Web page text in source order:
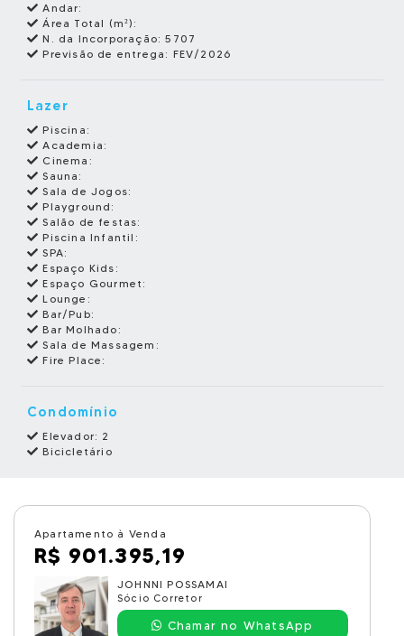
Andar:
Área Total (m²):
N. da Incorporação:5707
Previsão de entrega: FEV/2026
Lazer
Piscina:
Academia:
Cinema:
Sauna:
Sala de Jogos:
Playground:
Salão de festas:
Piscina Infantil:
SPA:
Espaço Kids:
Espaço Gourmet:
Lounge:
Bar/Pub:
Bar Molhado:
Sala de Massagem:
Fire Place:
Condomínio
Elevador: 2
Bicicletário
Apartamento à Venda
R$ 901.395,19
JOHNNI POSSAMAI
Sócio Corretor
Chamar no WhatsApp